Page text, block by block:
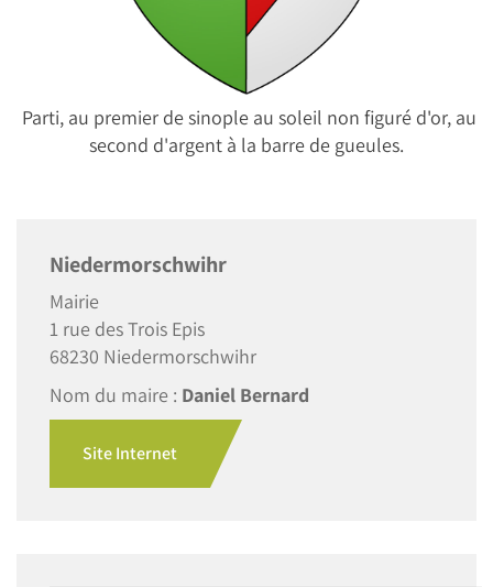
Parti, au premier de sinople au soleil non figuré d'or, au
second d'argent à la barre de gueules.
Niedermorschwihr
Mairie
1 rue des Trois Epis
68230 Niedermorschwihr
Nom du maire : Daniel Bernard
Site Internet